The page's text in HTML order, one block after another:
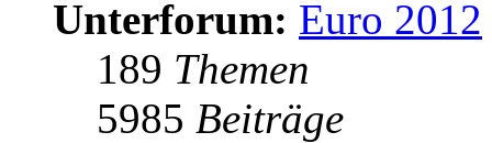
Unterforum: Euro 2012
189 Themen
5985 Beiträge